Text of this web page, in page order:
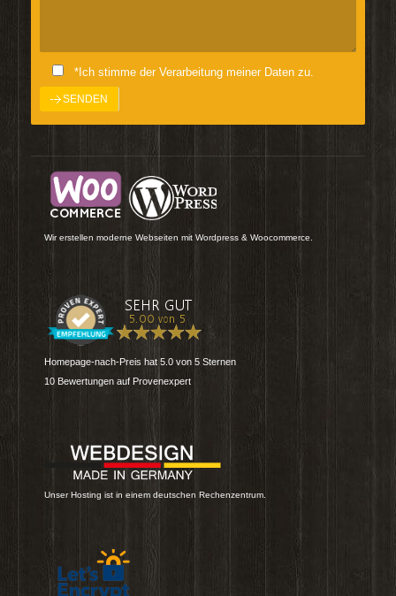
*Ich stimme der Verarbeitung meiner Daten zu.
Wir erstellen moderne Webseiten mit Wordpress & Woocommerce.
Homepage-nach-Preis hat 5.0 von 5 Sternen
10 Bewertungen auf Provenexpert
Unser Hosting ist in einem deutschen Rechenzentrum.